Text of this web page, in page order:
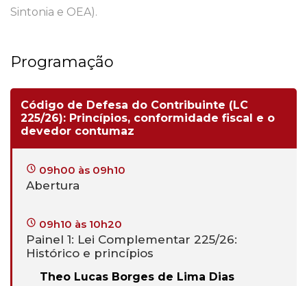
Sintonia e OEA).
Programação
Código de Defesa do Contribuinte (LC
225/26): Princípios, conformidade fiscal e o
devedor contumaz
09h00 às 09h10
Abertura
09h10 às 10h20
Painel 1: Lei Complementar 225/26:
Histórico e princípios
Theo Lucas Borges de Lima Dias